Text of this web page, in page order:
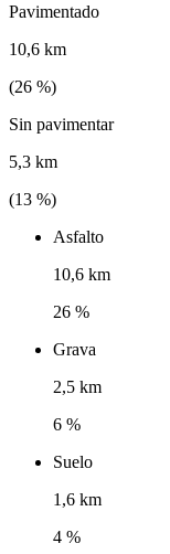
Pavimentado
10,6 km
(26 %)
Sin pavimentar
5,3 km
(13 %)
Asfalto
10,6 km
26 %
Grava
2,5 km
6 %
Suelo
1,6 km
4 %